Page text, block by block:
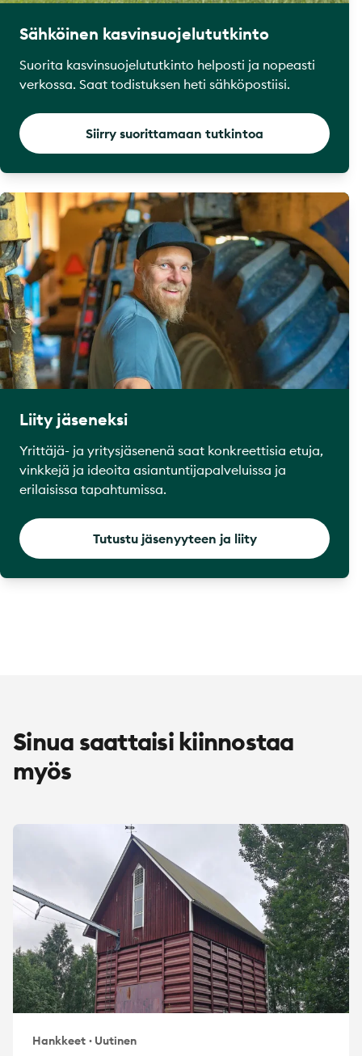
Sähköinen kasvinsuojelututkinto
Suorita kasvinsuojelututkinto helposti ja nopeasti
verkossa. Saat todistuksen heti sähköpostiisi.
Siirry suorittamaan tutkintoa
Liity jäseneksi
Yrittäjä- ja yritysjäsenenä saat konkreettisia etuja,
vinkkejä ja ideoita asiantuntijapalveluissa ja
erilaisissa tapahtumissa.
Tutustu jäsenyyteen ja liity
Sinua saattaisi kiinnostaa
myös
Hankkeet · Uutinen